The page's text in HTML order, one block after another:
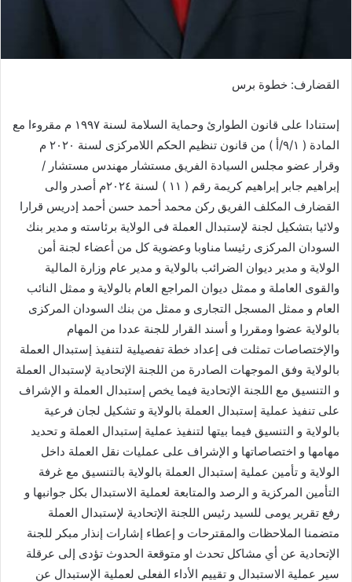
القضارف: خطوة برس
إستنادا على قانون الطوارئ وحماية السلامة لسنة ١٩٩٧ م مقروءا مع
المادة ( ٩/١/أ ) من قانون تنظيم الحكم اللامركزى لسنة ٢٠٢٠ م
وقرار عضو مجلس السيادة الفريق مستشار مهندس مستشار /
إبراهيم جابر إبراهيم كريمة رقم ( ١١ ) لسنة ٢٠٢٤م أصدر والى
القضارف المكلف الفريق ركن محمد أحمد حسن أحمد إدريس قرارا
ولائيا بتشكيل لجنة لإستبدال العملة فى الولاية برئاسته و مدير بنك
السودان المركزى رئيسا مناوبا وعضوية كل من أعضاء لجنة أمن
الولاية و مدير ديوان الضرائب بالولاية و مدير عام وزارة المالية
والقوى العاملة و ممثل ديوان المراجع العام بالولاية و ممثل النائب
العام و ممثل المسجل التجارى و ممثل من بنك السودان المركزى
بالولاية عضوا ومقررا و أسند القرار للجنة عددا من المهام
والإختصاصات تمثلت فى إعداد خطة تفصيلية لتنفيذ إستبدال العملة
بالولاية وفق الموجهات الصادرة من اللجنة الإتحادية لإستبدال العملة
و التنسيق مع اللجنة الإتحادية فيما يخص إستبدال العملة و الإشراف
على تنفيذ عملية إستبدال العملة بالولاية و تشكيل لجان فرعية
بالولاية و التنسيق فيما بيتها لتنفيذ عملية إستبدال العملة و تحديد
مهامها و اختصاصاتها و الإشراف على عمليات نقل العملة داخل
الولاية و تأمين عملية إستبدال العملة بالولاية بالتنسيق مع غرفة
التأمين المركزية و الرصد والمتابعة لعملية الاستبدال بكل جوانبها و
رفع تقرير يومى للسيد رئيس اللجنة الإتحادية لإستبدال العملة
متضمنا الملاحظات والمقترحات و إعطاء إشارات إنذار مبكر للجنة
الإتحادية عن أي مشاكل تحدث او متوقعة الحدوث تؤدى إلى عرقلة
سير عملية الاستبدال و تقييم الأداء الفعلى لعملية الإستبدال عن